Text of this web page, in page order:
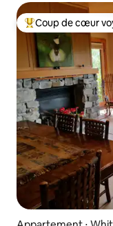
Coups de cœur
Coup de cœur